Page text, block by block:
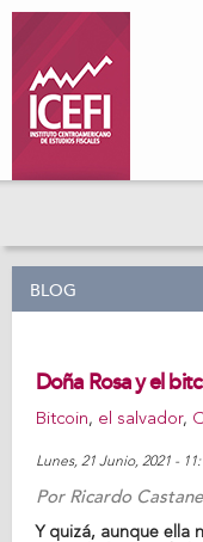
BLOG
Doña Rosa y el
Bitcoin, el salvador,
Lunes, 21 Junio, 2021 -
Por Ricardo
Share on Facebook
Tweet Widget
Linkedin Share Button
Y quizá, aunque ella